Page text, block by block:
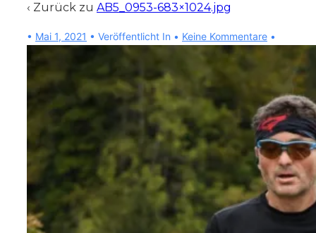
‹ Zurück zu AB5_0953-683×1024.jpg
• Mai 1, 2021 Veröffentlicht In Keine Kommentare